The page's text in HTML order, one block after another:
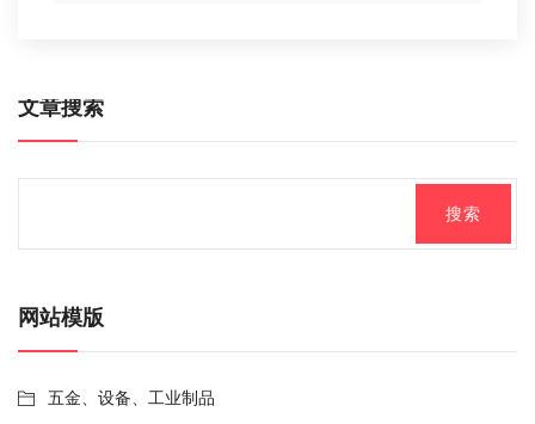
文章搜索
网站模版
五金、设备、工业制品